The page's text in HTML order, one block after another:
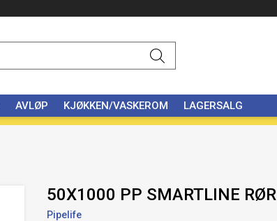
AVLØP KJØKKEN/VASKEROM LAGERSALG
50X1000 PP SMARTLINE RØR
Pipelife